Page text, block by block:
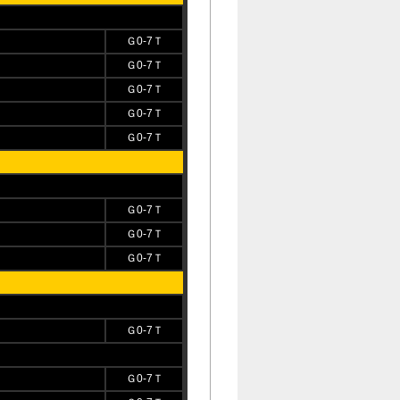
Ｇ0-7Ｔ
Ｇ0-7Ｔ
Ｇ0-7Ｔ
Ｇ0-7Ｔ
Ｇ0-7Ｔ
Ｇ0-7Ｔ
Ｇ0-7Ｔ
Ｇ0-7Ｔ
Ｇ0-7Ｔ
Ｇ0-7Ｔ